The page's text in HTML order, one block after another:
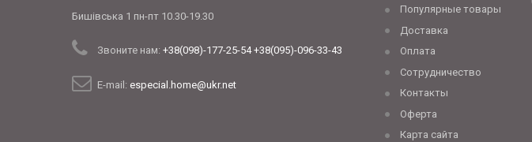
Бишівська 1 пн-пт 10.30-19.30
Звоните нам: +38(098)-177-25-54 +38(095)-096-33-43
E-mail: especial.home@ukr.net
Популярные товары
Доставка
Оплата
Сотрудничество
Контакты
Оферта
Карта сайта